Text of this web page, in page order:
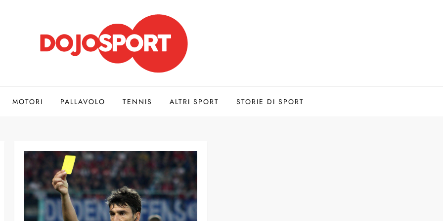
MOTORI PALLAVOLO TENNIS ALTRI SPORT STORIE DI SPORT